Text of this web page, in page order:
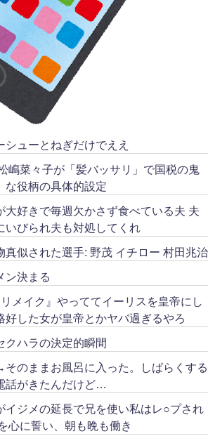
シューとねぎだけでええ
嶋菜々子が「髪バッサリ」で国税の鬼
な役柄の具体的設定
大好きで毎週欠かさず食べている夫 夫
いびられ夫も対処してくれ
真似された選手: 野茂 イチロー 村田兆治
ン決まる
メイク』やっててイーリスを皇帝にし
好した女が皇帝とかヤバ過ぎるやろ
クハラの決定的瞬間
のままお風呂に入った。しばらくする
話がきたんだけど…
イジメの延長で兄を使い私はレ○プされ
心に誓い、朝も晩も働き